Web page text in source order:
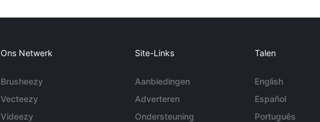
Ons Netwerk
Brusheezy
Vecteezy
Videezy
Site-Links
Aanbiedingen
Adverteren
Ondersteuning
Talen
English
Español
Português